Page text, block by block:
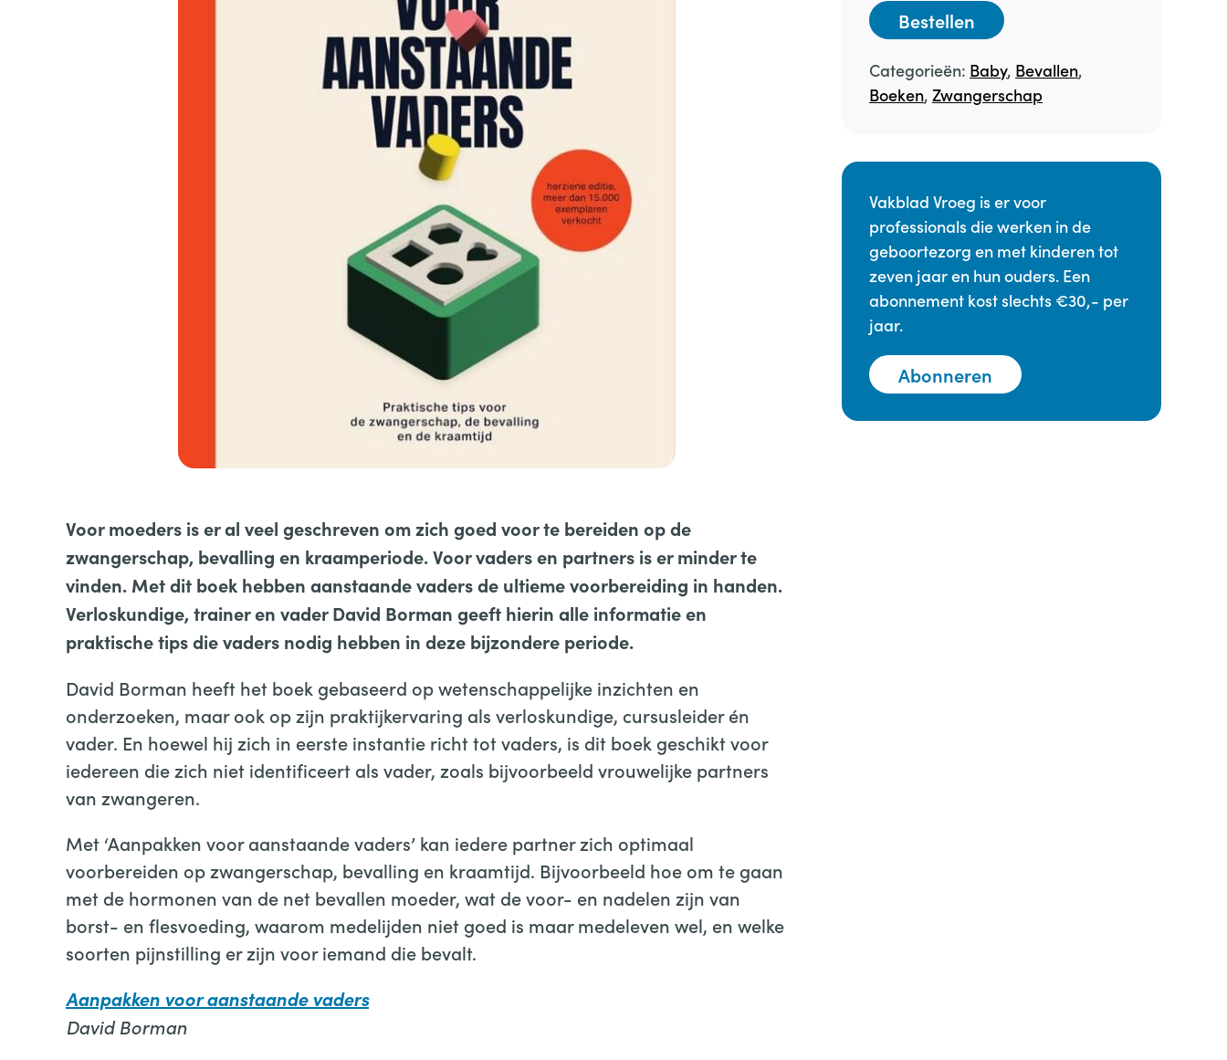
Voor moeders is er al veel geschreven om zich goed voor te bereiden op de
zwangerschap, bevalling en kraamperiode. Voor vaders en partners is er minder te
vinden. Met dit boek hebben aanstaande vaders de ultieme voorbereiding in handen.
Verloskundige, trainer en vader David Borman geeft hierin alle informatie en
praktische tips die vaders nodig hebben in deze bijzondere periode.
David Borman heeft het boek gebaseerd op wetenschappelijke inzichten en
onderzoeken, maar ook op zijn praktijkervaring als verloskundige, cursusleider én
vader. En hoewel hij zich in eerste instantie richt tot vaders, is dit boek geschikt voor
iedereen die zich niet identificeert als vader, zoals bijvoorbeeld vrouwelijke partners
van zwangeren.
Met ‘Aanpakken voor aanstaande vaders’ kan iedere partner zich optimaal
voorbereiden op zwangerschap, bevalling en kraamtijd. Bijvoorbeeld hoe om te gaan
met de hormonen van de net bevallen moeder, wat de voor- en nadelen zijn van
borst- en flesvoeding, waarom medelijden niet goed is maar medeleven wel, en welke
soorten pijnstilling er zijn voor iemand die bevalt.
Aanpakken voor aanstaande vaders
David Borman
Bestellen
Categorieën: Baby, Bevallen,
Boeken, Zwangerschap
Vakblad Vroeg is er voor
professionals die werken in de
geboortezorg en met kinderen tot
zeven jaar en hun ouders. Een
abonnement kost slechts €30,- per
jaar.
Abonneren